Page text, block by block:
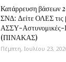
Κατάρρευση
ΣΝΔ: Δείτε ΟΛΕΣ τις
ΑΣΣΥ-
(ΠΙΝΑΚΑΣ)
Πέμπτη, Ιουλίου 23,